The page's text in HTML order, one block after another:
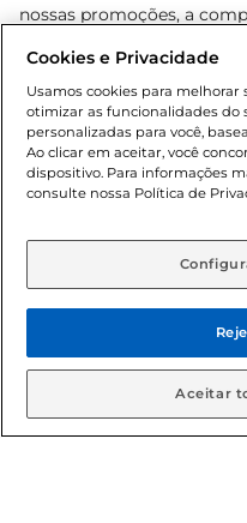
nossas promoções, a
cliente. Os preços, ofertas
o e-commerce e válidos
sofrer alterações sem
de bebidas alcoólicas
Lei n.º 8069/90, art. 81,
Adolescente). Preços e
aviso prévio. O valor
© 2026
Cookies e Privacidade
Usamos cookies para melhorar
otimizar as funcionalidades do
personalizadas para você,
Ao clicar em aceitar, você
dispositivo. Para informações
consulte nossa Política de
Aceitar